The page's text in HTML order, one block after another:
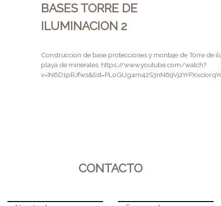
BASES TORRE DE
ILUMINACION 2
Construccion de base protecciones y montaje de Torre de
playa de minerales. https://www.youtube.com/watch?
CONTACTO